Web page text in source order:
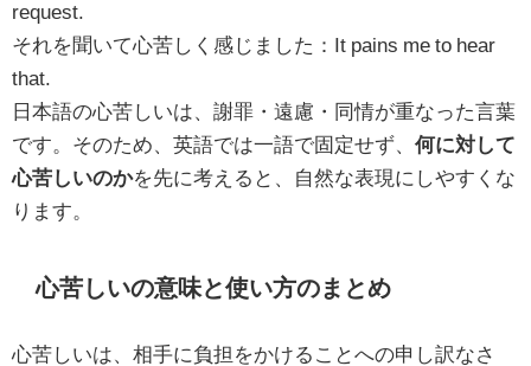
request.
それを聞いて心苦しく感じました：It pains me to hear
that.
日本語の心苦しいは、謝罪・遠慮・同情が重なった言葉
です。そのため、英語では一語で固定せず、 何に対して
心苦しいのかを先に考えると、自然な表現にしやすくな
ります。
心苦しいの意味と使い方のまとめ
心苦しいは、相手に負担をかけることへの申し訳なさ